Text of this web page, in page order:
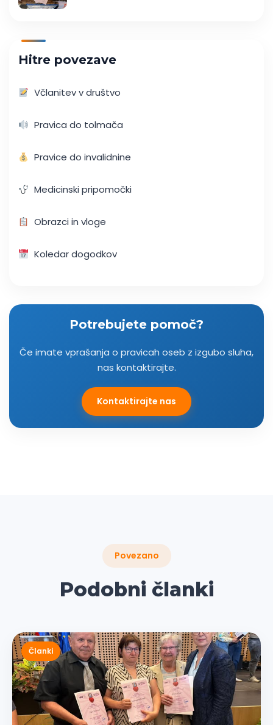
Hitre povezave
Včlanitev v društvo
Pravica do tolmača
Pravice do invalidnine
Medicinski pripomočki
Obrazci in vloge
Koledar dogodkov
Potrebujete pomoč?
Če imate vprašanja o pravicah oseb z izgubo sluha,
nas kontaktirajte.
Kontaktirajte nas
Povezano
Podobni članki
Članki